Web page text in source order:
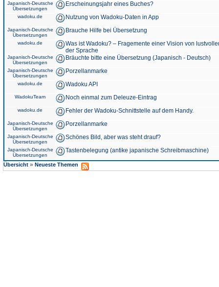
Japanisch-Deutsche
Übersetzungen
Erscheinungsjahr eines Buches?
wadoku.de Nutzung von Wadoku-Daten in App
Japanisch-Deutsche
Übersetzungen
Brauche Hilfe bei Übersetzung
wadoku.de
Was ist Wadoku? – Fragemente einer Vision von
der Sprache
Japanisch-Deutsche
Übersetzungen
Bräuchte bitte eine Übersetzung (Japanisch - Deutsch)
Japanisch-Deutsche
Übersetzungen
Porzellanmarke
wadoku.de Wadoku API
WadokuTeam Noch einmal zum Deleuze-Eintrag
wadoku.de Fehler der Wadoku-Schnittstelle auf dem Handy.
Japanisch-Deutsche
Übersetzungen
Porzellanmarke
Japanisch-Deutsche
Übersetzungen
Schönes Bild, aber was steht drauf?
Japanisch-Deutsche
Übersetzungen
Tastenbelegung (antike japanische Schreibmaschine)
Übersicht » Neueste Themen